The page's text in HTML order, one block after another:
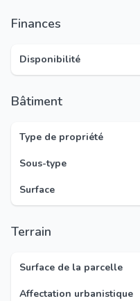
Finances
Disponibilité
Bâtiment
Type de propriété
Sous-type
Surface
Terrain
Surface de la parcelle
Affectation urbanistique